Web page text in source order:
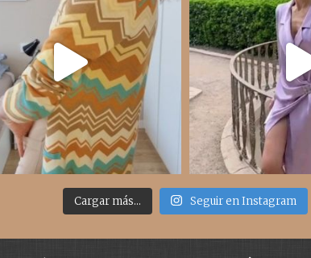
Cargar más... Seguir en Instagram